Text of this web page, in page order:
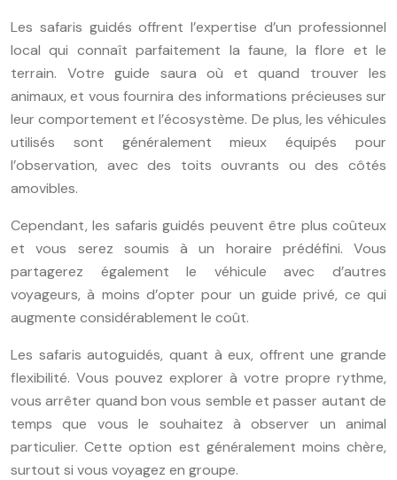
Les safaris guidés offrent l’expertise d’un professionnel
local qui connaît parfaitement la faune, la flore et le
terrain. Votre guide saura où et quand trouver les
animaux, et vous fournira des informations précieuses sur
leur comportement et l’écosystème. De plus, les véhicules
utilisés sont généralement mieux équipés pour
l’observation, avec des toits ouvrants ou des côtés
amovibles.
Cependant, les safaris guidés peuvent être plus coûteux
et vous serez soumis à un horaire prédéfini. Vous
partagerez également le véhicule avec d’autres
voyageurs, à moins d’opter pour un guide privé, ce qui
augmente considérablement le coût.
Les safaris autoguidés, quant à eux, offrent une grande
flexibilité. Vous pouvez explorer à votre propre rythme,
vous arrêter quand bon vous semble et passer autant de
temps que vous le souhaitez à observer un animal
particulier. Cette option est généralement moins chère,
surtout si vous voyagez en groupe.